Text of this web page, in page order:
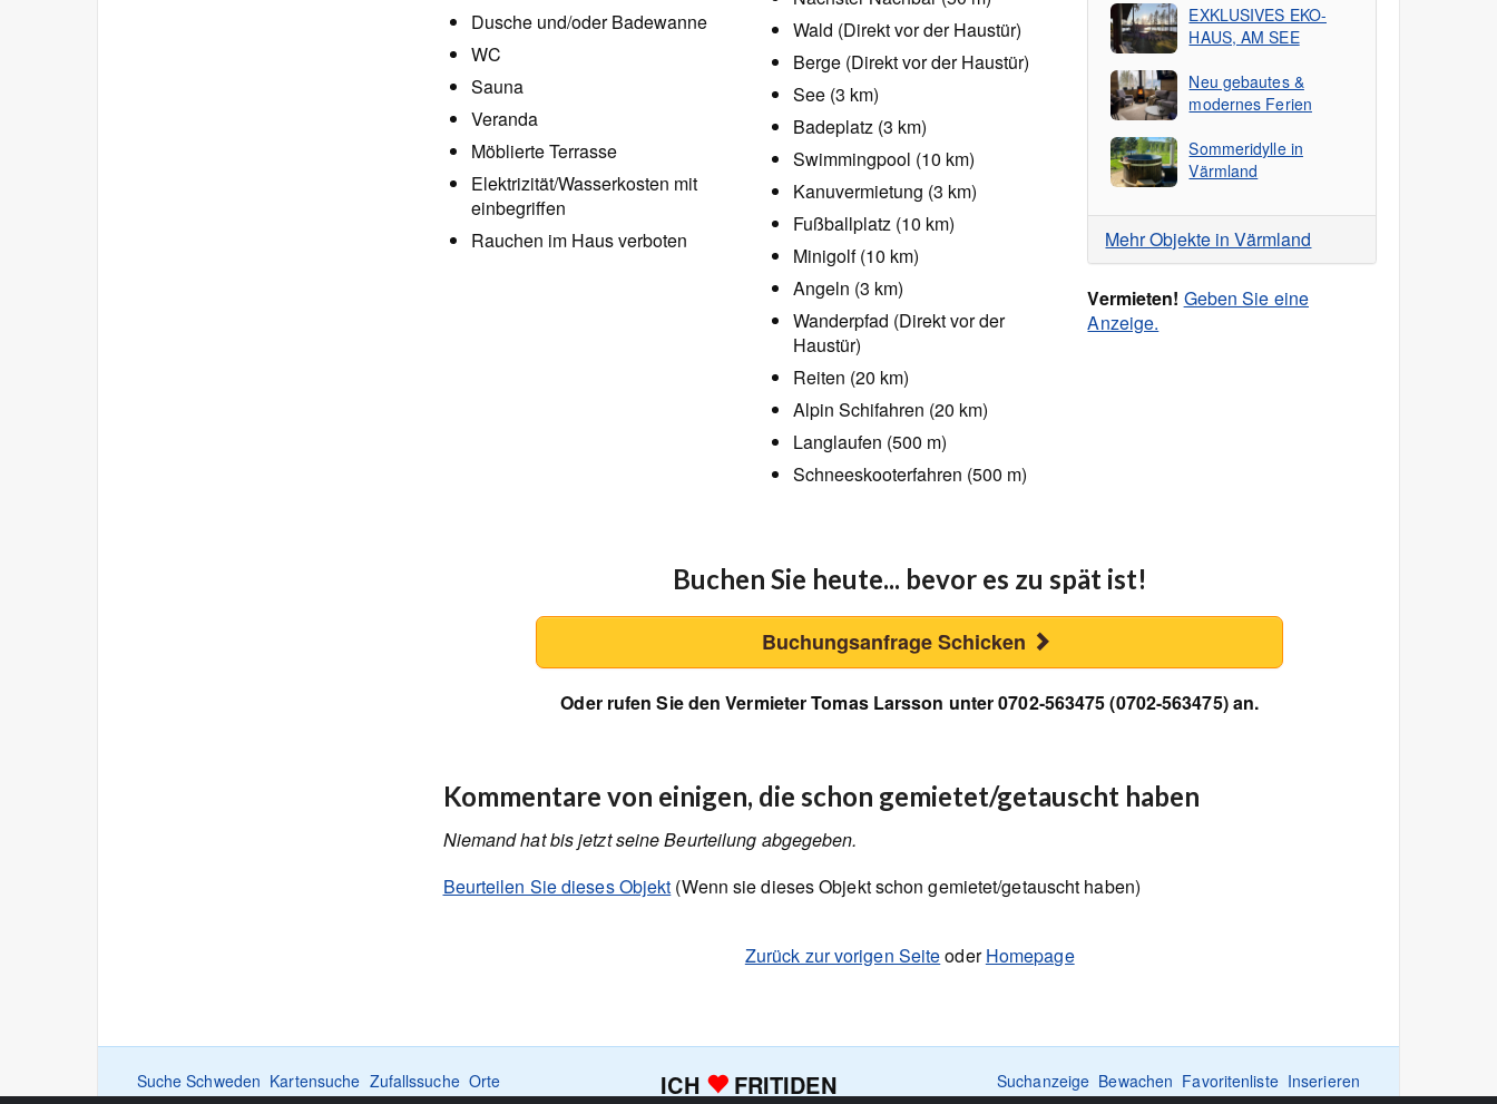
Dusche und/oder Badewanne
WC
Sauna
Veranda
Möblierte Terrasse
Elektrizität/Wasserkosten mit
einbegriffen
Rauchen im Haus verboten
Wald (Direkt vor der Haustür)
Berge (Direkt vor der Haustür)
See (3 km)
Badeplatz (3 km)
Swimmingpool (10 km)
Kanuvermietung (3 km)
Fußballplatz (10 km)
Minigolf (10 km)
Angeln (3 km)
Wanderpfad (Direkt vor der
Haustür)
Reiten (20 km)
Alpin Schifahren (20 km)
Langlaufen (500 m)
Schneeskooterfahren (500 m)
EXKLUSIVES EKO-
HAUS, AM SEE
Neu gebautes &
modernes Ferien
Sommeridylle in
Värmland
Mehr Objekte in Värmland
Vermieten! Geben Sie eine
Anzeige.
Buchen Sie heute... bevor es zu spät ist!
Buchungsanfrage Schicken
Oder rufen Sie den Vermieter Tomas Larsson unter 0702-563475 (0702-563475) an.
Kommentare von einigen, die schon gemietet/getauscht haben
Niemand hat bis jetzt seine Beurteilung abgegeben.
Beurteilen Sie dieses Objekt (Wenn sie dieses Objekt schon gemietet/getauscht haben)
Zurück zur vorigen SeiteoderHomepage
Suche Schweden Kartensuche Zufallssuche Orte
ICH FRITIDEN Suchanzeige Bewachen Favoritenliste Inserieren